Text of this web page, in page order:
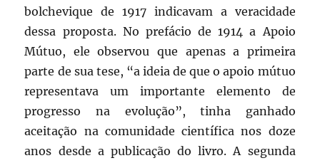
bolchevique de 1917 indicavam a veracidade
dessa proposta. No prefácio de 1914 a Apoio
Mútuo, ele observou que apenas a primeira
parte de sua tese, “a ideia de que o apoio mútuo
representava um importante elemento de
progresso na evolução”, tinha ganhado
aceitação na comunidade científica nos doze
anos desde a publicação do livro. A segunda